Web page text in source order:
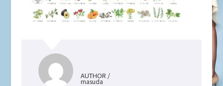
AUTHOR /
masuda